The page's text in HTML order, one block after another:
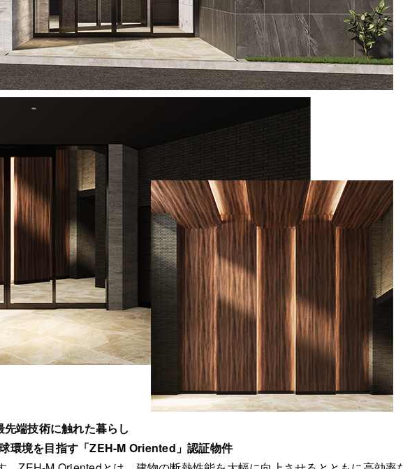
端技術に触れた暮らし
環境を目指す「ZEH-M Oriented」認証物件